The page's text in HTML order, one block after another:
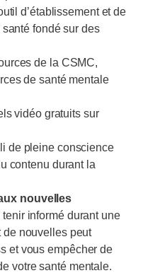
d’établissement et de
fondé sur des
de la CSMC,
de santé mentale
vidéo gratuits sur
de pleine conscience
contenu durant la
nouvelles
tenir informé durant une
de nouvelles peut
et vous empêcher de
votre santé mentale.